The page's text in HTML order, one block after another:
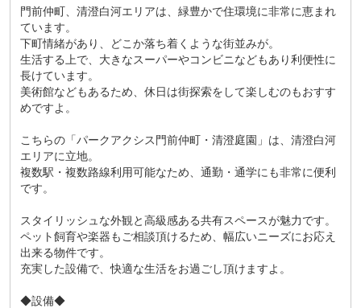
門前仲町、清澄白河エリアは、緑豊かで住環境に非常に恵まれ
ています。
下町情緒があり、どこか落ち着くような街並みが。
生活する上で、大きなスーパーやコンビニなどもあり利便性に
長けています。
美術館などもあるため、休日は街探索をして楽しむのもおすす
めですよ。
こちらの「パークアクシス門前仲町・清澄庭園」は、清澄白河
エリアに立地。
複数駅・複数路線利用可能なため、通勤・通学にも非常に便利
です。
スタイリッシュな外観と高級感ある共有スペースが魅力です。
ペット飼育や楽器もご相談頂けるため、幅広いニーズにお応え
出来る物件です。
充実した設備で、快適な生活をお過ごし頂けますよ。
◆設備◆